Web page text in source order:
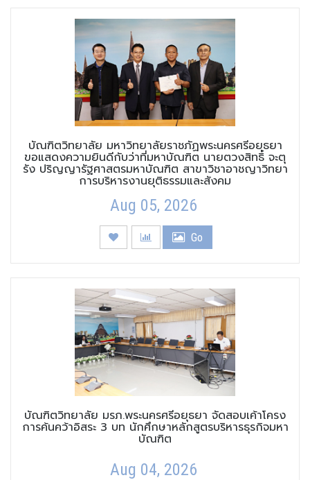
บัณฑิตวิทยาลัย มหาวิทยาลัยราชภัฏพระนครศรีอยุธยา
ขอแสดงความยินดีกับว่าที่มหาบัณฑิต นายตวงสิทธิ์ จะตุ
รัง ปริญญารัฐศาสตรมหาบัณฑิต สาขาวิชาอาชญาวิทยา
การบริหารงานยุติธรรมและสังคม
Aug 05, 2026
Go
บัณฑิตวิทยาลัย มรภ.พระนครศรีอยุธยา จัดสอบเค้าโครง
การค้นคว้าอิสระ 3 บท นักศึกษาหลักสูตรบริหารธุรกิจมหา
บัณฑิต
Aug 04, 2026